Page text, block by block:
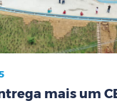
mais um